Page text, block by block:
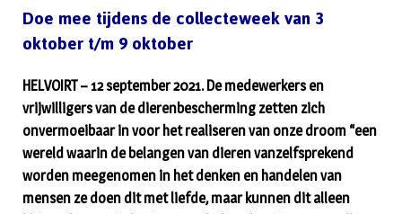
Doe mee tijdens de collecteweek van 3
oktober t/m 9 oktober
HELVOIRT – 12 september 2021. De medewerkers en
vrijwilligers van de dierenbescherming zetten zich
onvermoeibaar in voor het realiseren van onze droom “een
wereld waarin de belangen van dieren vanzelfsprekend
worden meegenomen in het denken en handelen van
mensen ze doen dit met liefde, maar kunnen dit alleen